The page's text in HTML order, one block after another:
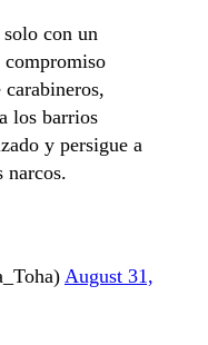
solo con un
compromiso
los barrios
y persigue a
narcos.
August 31,